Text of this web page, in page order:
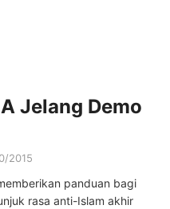
Jelang Demo
2015
panduan bagi
rasa anti-Islam akhir